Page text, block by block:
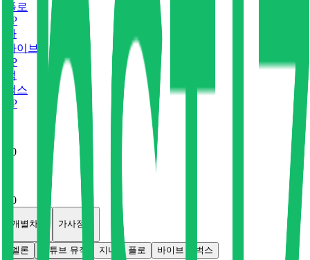
플로
P
바
바이브
P
벅
벅스
P
0
0
개별차트 가사정보
멜론 유튜브 뮤직 지니 플로 바이브
벅스